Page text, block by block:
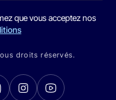
que vous acceptez nos
droits réservés.